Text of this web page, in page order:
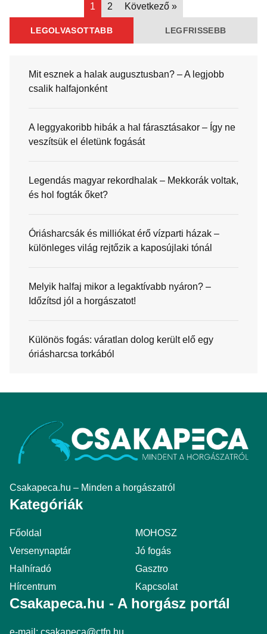
1 2 Következő »
LEGOLVASOTTABB LEGFRISSEBB
Mit esznek a halak augusztusban? – A legjobb
csalik halfajonként
A leggyakoribb hibák a hal fárasztásakor – Így ne
veszítsük el életünk fogását
Legendás magyar rekordhalak – Mekkorák voltak,
és hol fogták őket?
Óriásharcsák és milliókat érő vízparti házak –
különleges világ rejtőzik a kaposújlaki tónál
Melyik halfaj mikor a legaktívabb nyáron? –
Időzítsd jól a horgászatot!
Különös fogás: váratlan dolog került elő egy
óriásharcsa torkából
Csakapeca.hu – Minden a horgászatról
Kategóriák
Főoldal
MOHOSZ
Versenynaptár
Jó fogás
Halhíradó
Gasztro
Hírcentrum
Kapcsolat
Csakapeca.hu - A horgász portál
e-mail: csakapeca@ctfn.hu